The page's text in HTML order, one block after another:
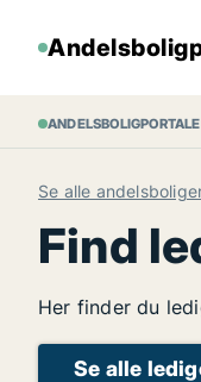
Se alle
Find
Her finder du
Se alle